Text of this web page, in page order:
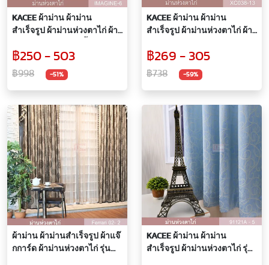
KACEE ผ้าม่าน ผ้าม่าน
สำเร็จรูป ผ้าม่านห่วงตาไก่ ผ้า
อมฝุ่น ผ้าทึบแสง 98% รุ่น
IMAGINE-6
฿250 - 503
฿998 -51%
KACEE ผ้าม่าน ผ้าม่าน
สำเร็จรูป ผ้าม่านห่วงตาไก่ ผ้า
฿269 - 305
฿738 -59%
ผ้าม่าน ผ้าม่านสำเร็จรูป ผ้าแจ๊
กการ์ด ผ้าม่านห่วงตาไก่ รุ่น
KACEE ผ้าม่าน ผ้าม่าน
สำเร็จรูป ผ้าม่านห่วงตาไก่ รุ่น